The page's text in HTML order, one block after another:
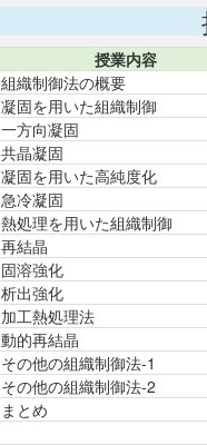
授業内容
組織制御法の概要
凝固を用いた組織制御
一方向凝固
共晶凝固
凝固を用いた高純度化
急冷凝固
熱処理を用いた組織制御
再結晶
固溶強化
析出強化
加工熱処理法
動的再結晶
その他の組織制御法-1
その他の組織制御法-2
まとめ